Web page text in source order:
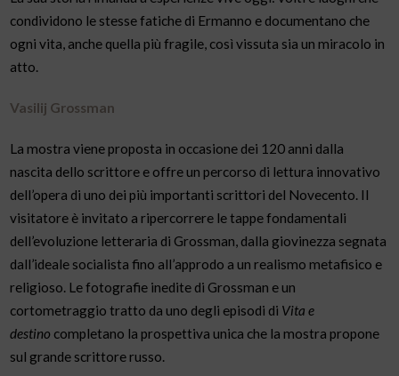
condividono le stesse fatiche di Ermanno e documentano che
ogni vita, anche quella più fragile, così vissuta sia un miracolo in
atto.
Vasilij Grossman
La mostra viene proposta in occasione dei 120 anni dalla
nascita dello scrittore e offre un percorso di lettura innovativo
dell’opera di uno dei più importanti scrittori del Novecento. Il
visitatore è invitato a ripercorrere le tappe fondamentali
dell’evoluzione letteraria di Grossman, dalla giovinezza segnata
dall’ideale socialista fino all’approdo a un realismo metafisico e
religioso. Le fotografie inedite di Grossman e un
cortometraggio tratto da uno degli episodi di Vita e
destino completano la prospettiva unica che la mostra propone
sul grande scrittore russo.